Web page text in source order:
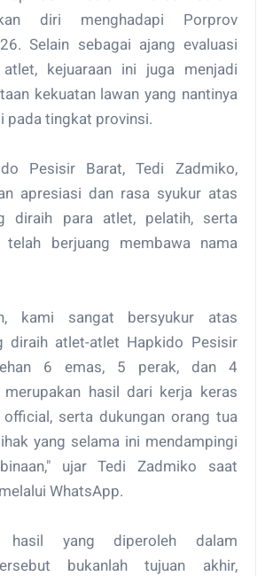
diri menghadapi Porprov
Selain sebagai ajang evaluasi
atlet, kejuaraan ini juga menjadi
kekuatan lawan yang nantinya
pada tingkat provinsi.
Pesisir Barat, Tedi Zadmiko,
apresiasi dan rasa syukur atas
diraih para atlet, pelatih, serta
berjuang membawa nama
kami sangat bersyukur atas
diraih atlet-atlet Hapkido Pesisir
6 emas, 5 perak, dan 4
hasil dari kerja keras
official, serta dukungan orang tua
yang selama ini mendampingi
ujar Tedi Zadmiko saat
WhatsApp.
hasil yang diperoleh dalam
bukanlah tujuan akhir,